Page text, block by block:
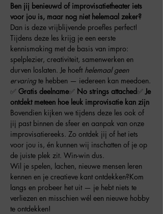
Ben jij benieuwd of improvisatietheater iets
voor jou is, maar nog niet helemaal zeker?
Dan is deze vrijblijvende proefles perfect!
Tijdens deze les krijg je een eerste
kennismaking met de basis van impro:
spelplezier, creativiteit, samenwerken en
durven loslaten. Je hoeft helemaal geen
ervaring te hebben — iedereen kan meedoen.
✅ Gratis deelname✅ No strings attached✅ Je
ontdekt meteen hoe leuk improvisatie kan zijn
Bovendien kijken we tijdens deze les ook of
jij past binnen de sfeer en aanpak van onze
improvisatiereeks. Zo ontdek jij of het iets
voor jou is, én kunnen wij inschatten of je op
de juiste plek zit. Win-win dus.
Wil je spelen, lachen, nieuwe mensen leren
kennen en je creatieve kant ontdekken?Kom
langs en probeer het uit — je hebt niets te
verliezen en misschien wél een nieuwe hobby
te ontdekken!